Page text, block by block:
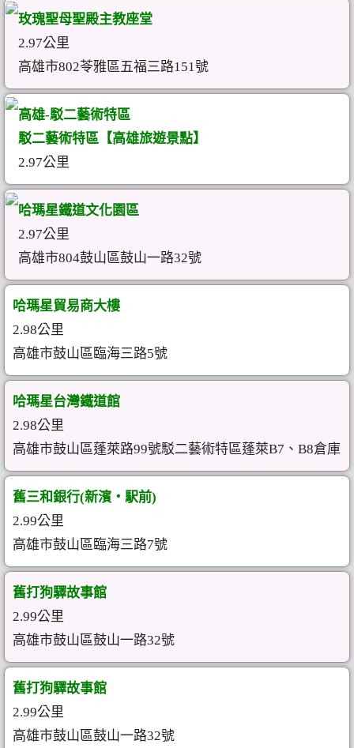
玫瑰聖母聖殿主教座堂
2.97公里
高雄市802苓雅區五福三路151號
高雄-駁二藝術特區
駁二藝術特區【高雄旅遊景點】
2.97公里
哈瑪星鐵道文化園區
2.97公里
高雄市804鼓山區鼓山一路32號
哈瑪星貿易商大樓
2.98公里
高雄市鼓山區臨海三路5號
哈瑪星台灣鐵道館
2.98公里
高雄市鼓山區蓬萊路99號駁二藝術特區蓬萊B7、B8倉庫
舊三和銀行(新濱・駅前)
2.99公里
高雄市鼓山區臨海三路7號
舊打狗驛故事館
2.99公里
高雄市鼓山區鼓山一路32號
舊打狗驛故事館
2.99公里
高雄市鼓山區鼓山一路32號